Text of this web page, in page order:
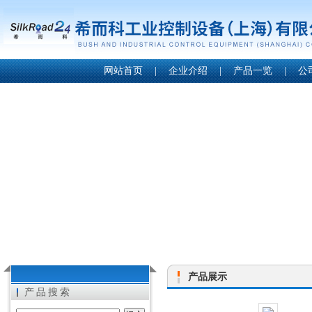
网站首页 | 企业介绍 | 产品一览 | 公
产品搜索
产品展示